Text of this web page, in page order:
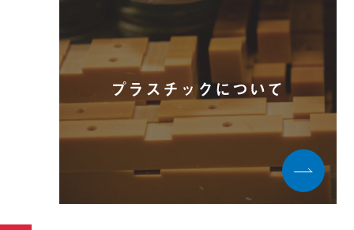
プラスチックについて